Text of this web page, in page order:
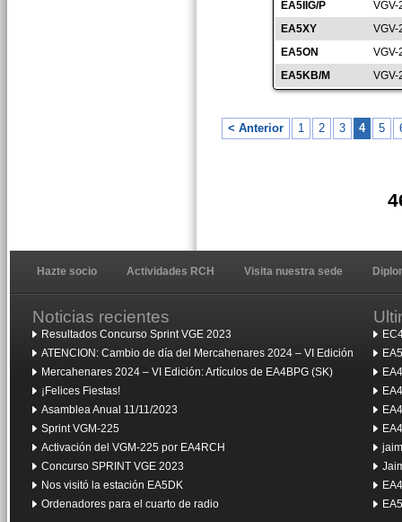
EA5IIG/P
VGV-
EA5XY
VGV-
EA5ON
VGV-
EA5KB/M
VGV-
< Anterior 1 2 3 4 5
Hazte socio Actividades RCH Visita nuestra sede
Noticias recientes
Resultados Concurso Sprint VGE 2023
ATENCION: Cambio de día del Mercahenares 2024 – VI Edición
Mercahenares 2024 – VI Edición: Artículos de EA4BPG (SK)
¡Felices Fiestas!
Asamblea Anual 11/11/2023
Sprint VGM-225
Activación del VGM-225 por EA4RCH
Concurso SPRINT VGE 2023
Nos visitó la estación EA5DK
Ordenadores para el cuarto de radio